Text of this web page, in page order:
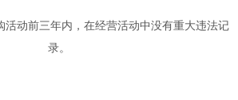
活动前三年内，在经营活动中没有重大违法记
录。